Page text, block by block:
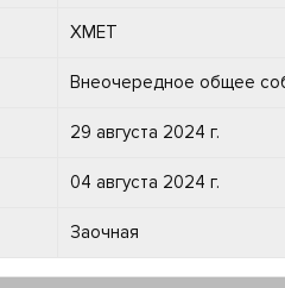
XMET
Внеочередное общее
29 августа 2024 г.
04 августа 2024 г.
Заочная